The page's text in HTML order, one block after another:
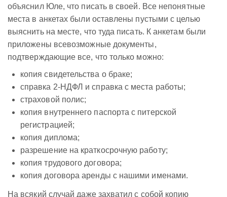
объяснил Юле, что писать в своей. Все непонятные
места в анкетах были оставлены пустыми с целью
выяснить на месте, что туда писать. К анкетам были
приложены всевозможные документы,
подтверждающие все, что только можно:
копия свидетельства о браке;
справка 2-НДФЛ и справка с места работы;
страховой полис;
копия внутреннего паспорта с питерской
регистрацией;
копия диплома;
разрешение на краткосрочную работу;
копия трудового договора;
копия договора аренды с нашими именами.
На всякий случай даже захватил с собой копию